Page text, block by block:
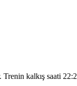
kalkış saati